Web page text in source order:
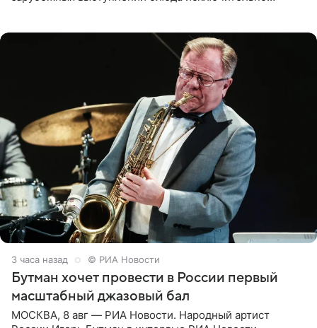
3 часа назад © РИА Новости
Бутман хочет провести в России первый
масштабный джазовый бал
МОСКВА, 8 авг — РИА Новости. Народный артист